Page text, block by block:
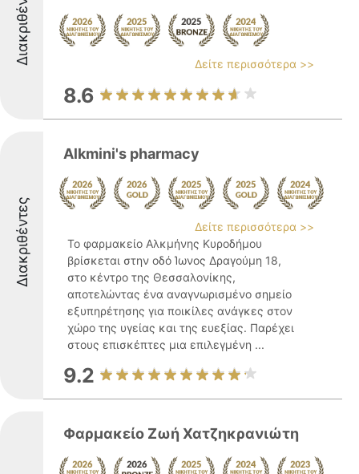
Διακριθέντες Δείτε περισσότερα >>
8.6
Διακριθέντες
Alkmini's pharmacy
Δείτε περισσότερα >>
Το φαρμακείο Αλκμήνης Κυροδήμου
βρίσκεται στην οδό Ίωνος Δραγούμη 18,
στο κέντρο της Θεσσαλονίκης,
αποτελώντας ένα αναγνωρισμένο σημείο
εξυπηρέτησης για ποικίλες ανάγκες στον
χώρο της υγείας και της ευεξίας. Παρέχει
στους επισκέπτες μια επιλεγμένη ...
9.2
Φαρμακείο Ζωή Χατζηκρανιώτη